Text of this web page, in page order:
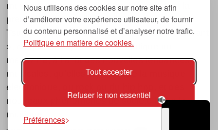
Nous utilisons des cookies sur notre site afin
d’améliorer votre expérience utilisateur, de fournir
du contenu personnalisé et d’analyser notre trafic.
Politique en matière de cookies.
Tout accepter
Refuser le non essentiel
Préférences
musique et les nouvelles tendances, dont la
première parution date de 2007.
Tsugi en japonais signifie « prochain », « suivant
», ce qui correspond à la thématique du
magazine, à l’affût des nouvelles tendances
musicales, qu’elles viennent de la musique
électronique, du rock ou du hip hop, et des
nouveaux phénomènes de société liés à la
musique.